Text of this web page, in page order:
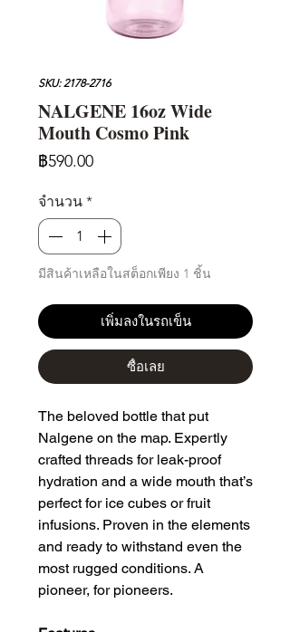
SKU: 2178-2716
NALGENE 16oz Wide
Mouth Cosmo Pink
฿590.00ราคา
จำนวน *
มีสินค้าเหลือในสต็อกเพียง 1 ชิ้น
เพิ่มลงในรถเข็น
ซื้อเลย
The beloved bottle that put
Nalgene on the map. Expertly
crafted threads for leak-proof
hydration and a wide mouth that’s
perfect for ice cubes or fruit
infusions. Proven in the elements
and ready to withstand even the
most rugged conditions. A
pioneer, for pioneers.